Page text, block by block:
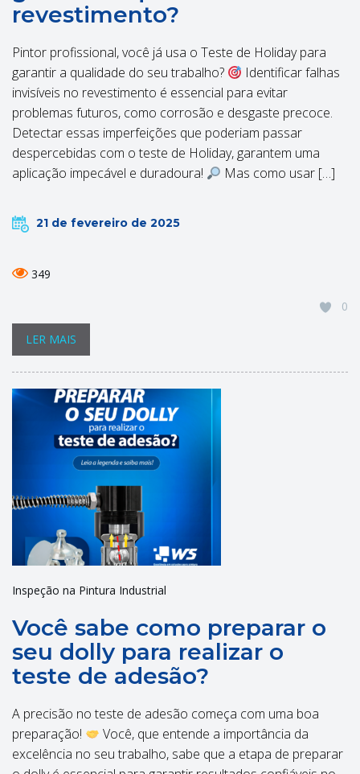
revestimento?
Pintor profissional, você já usa o Teste de Holiday para
garantir a qualidade do seu trabalho?
Identificar falhas
invisíveis no revestimento é essencial para evitar
problemas futuros, como corrosão e desgaste precoce.
Detectar essas imperfeições que poderiam passar
despercebidas com o teste de Holiday, garantem uma
aplicação impecável e duradoura!
Mas como usar […]
21 de fevereiro de 2025
349
0
LER MAIS
Inspeção na Pintura Industrial
Você sabe como preparar o
seu dolly para realizar o
teste de adesão?
A precisão no teste de adesão começa com uma boa
preparação!
Você, que entende a importância da
excelência no seu trabalho, sabe que a etapa de preparar